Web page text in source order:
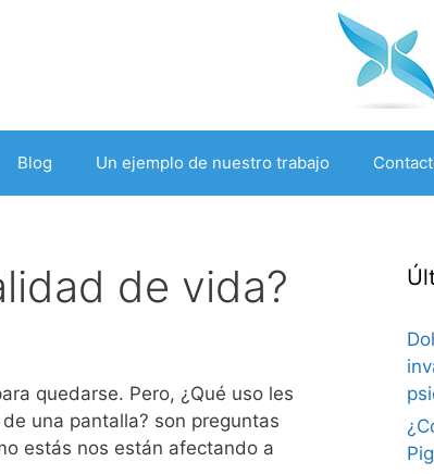
Blog Un ejemplo de nuestro trabajo
de vida?
quedarse. Pero, ¿Qué uso les
una pantalla? son preguntas
estás nos están afectando a